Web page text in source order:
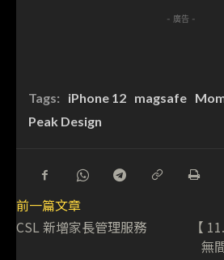
- 廣告 -
Tags: iPhone 12 magsafe
Peak Design
前一篇文章
CSL 新增家長管理服務
【
無